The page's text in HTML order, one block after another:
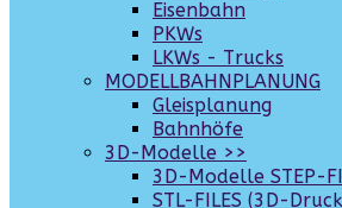
Eisenbahn
PKWs
LKWs - Trucks
MODELLBAHNPLANUNG
Gleisplanung
Bahnhöfe
3D-Modelle >>
3D-Modelle STEP-
STL-FILES (3D-